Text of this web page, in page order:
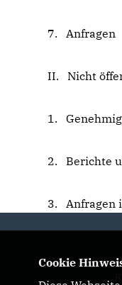
7. Anfragen
II. Nicht
1.
2. Berichte
3. Anfragen
Cookie